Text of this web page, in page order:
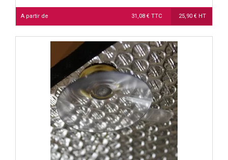
A partir de 31,08 € TTC 25,90 € HT